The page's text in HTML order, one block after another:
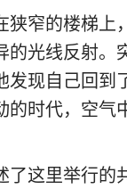
狭窄的楼梯上
的光线反射。
发现自己回到
的时代，空气
了这里举行的